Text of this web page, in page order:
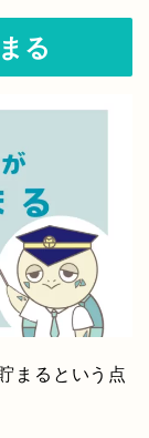
る
まるという点